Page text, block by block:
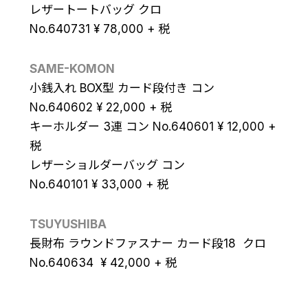
レザートートバッグ クロ
No.640731 ¥78,000 + 税
SAME-KOMON
小銭入れ BOX型 カード段付き コン
No.640602 ¥22,000 + 税
キーホルダー 3連 コン No.640601 ¥12,000 +
税
レザーショルダーバッグ コン
No.640101 ¥33,000 + 税
TSUYUSHIBA
長財布 ラウンドファスナー カード段18 クロ
No.640634 ¥42,000 + 税